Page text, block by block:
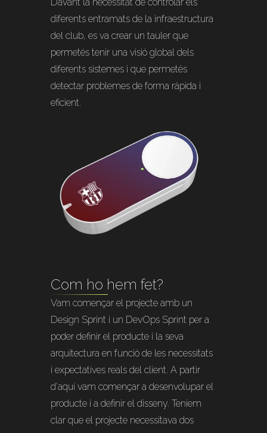
diferents entramats de la infraestructura
del club, es va crear un tauler que
permetés tenir una visió global dels
diferents sistemes i que permetés
detectar problemes de forma ràpida i
eficient.
Com ho hem fet?
Vam començar el projecte amb un
Design Sprint i un DevOps Sprint per a
poder definir el producte i la seva
arquitectura en funció de les necessitats
i expectatives reals del client. A partir
d'aquí vam començar a desenvolupar el
producte i a definir el disseny. Teníem
clar que el projecte necessitava dos